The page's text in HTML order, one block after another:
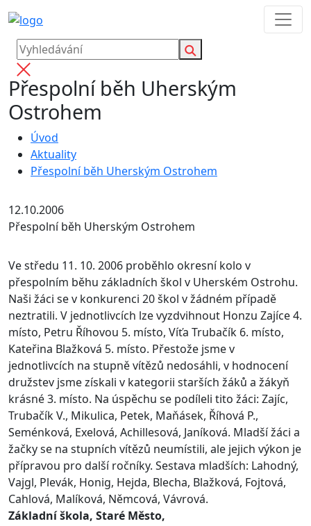
Přespolní běh Uherským
Ostrohem
Úvod
Aktuality
Přespolní běh Uherským Ostrohem
12.10.2006
Přespolní běh Uherským Ostrohem
Ve středu 11. 10. 2006 proběhlo okresní kolo v
přespolním běhu základních škol v Uherském Ostrohu.
Naši žáci se v konkurenci 20 škol v žádném případě
neztratili. V jednotlivcích lze vyzdvihnout Honzu Zajíce 4.
místo, Petru Říhovou 5. místo, Víťa Trubačík 6. místo,
Kateřina Blažková 5. místo. Přestože jsme v
jednotlivcích na stupně vítězů nedosáhli, v hodnocení
družstev jsme získali v kategorii starších žáků a žákyň
krásné 3. místo. Na úspěchu se podíleli tito žáci: Zajíc,
Trubačík V., Mikulica, Petek, Maňásek, Říhová P.,
Seménková, Exelová, Achillesová, Janíková. Mladší žáci a
žačky se na stupních vítězů neumístili, ale jejich výkon je
přípravou pro další ročníky. Sestava mladších: Lahodný,
Vajgl, Plevák, Honig, Hejda, Blecha, Blažková, Fojtová,
Cahlová, Malíková, Němcová, Vávrová.
Základní škola, Staré Město,